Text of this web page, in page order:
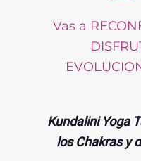
Vas a
Kundalini Yoga
los Chakras y